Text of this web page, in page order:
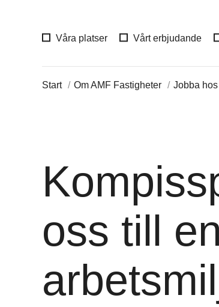
Våra platser Vårt erbjudande
Start Om AMF Fastigheter Jobba
oss till